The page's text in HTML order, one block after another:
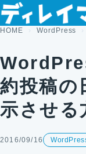
コンテンツへスキッ
HOME WordPress
約投稿の
示させる
2016/09/16